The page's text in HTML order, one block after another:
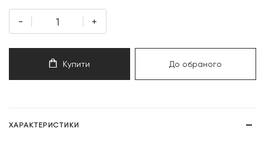
- +
Купити До обраного
ХАРАКТЕРИСТИКИ